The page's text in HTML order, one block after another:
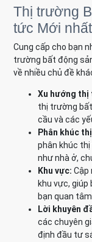
Thị trường
tức Mới nhất
Cung cấp cho bạn
trường bất động
về nhiều chủ đề
Xu hướng thị
thị trường bất
cầu và các
Phân khúc
phân khúc
như nhà ở,
Khu vực:
khu vực,
bạn quan tâm.
Lời khuyên
các chuyên
định đầu tư